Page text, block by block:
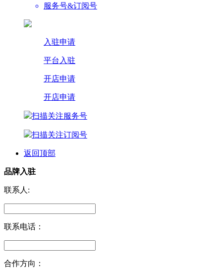
服务号&订阅号
入驻申请
平台入驻
开店申请
开店申请
扫描关注服务号
扫描关注订阅号
返回顶部
品牌入驻
联系人:
联系电话：
合作方向：